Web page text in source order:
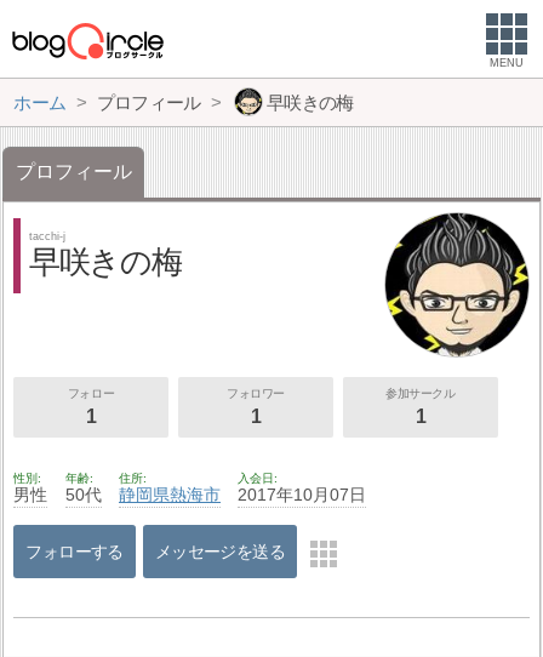
MENU
ホーム プロフィール 早咲きの梅
プロフィール
tacchi-j
早咲きの梅
フォロー
1
フォロワー
1
参加サークル
1
性別
男性
年齢
50代
住所
静岡県熱海市
入会日
2017年10月07日
フォローする メッセージを送る